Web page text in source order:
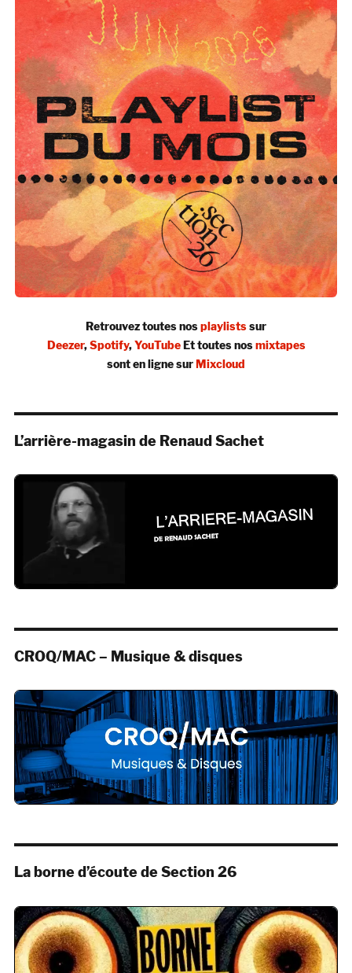
Retrouvez toutes nosplaylistssur
Deezer,Spotify,YouTubeEt toutes nosmixtapes
sont en ligne surMixcloud
L’arrière-magasin de Renaud Sachet
CROQ/MAC – Musique & disques
La borne d’écoute de Section 26